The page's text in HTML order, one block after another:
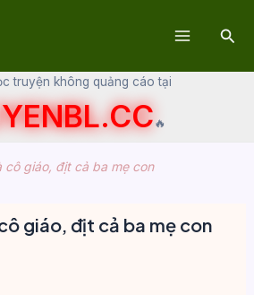
truyện không quảng cáo tại
🔥
cô giáo, địt cả ba mẹ con
giáo, địt cả ba mẹ con